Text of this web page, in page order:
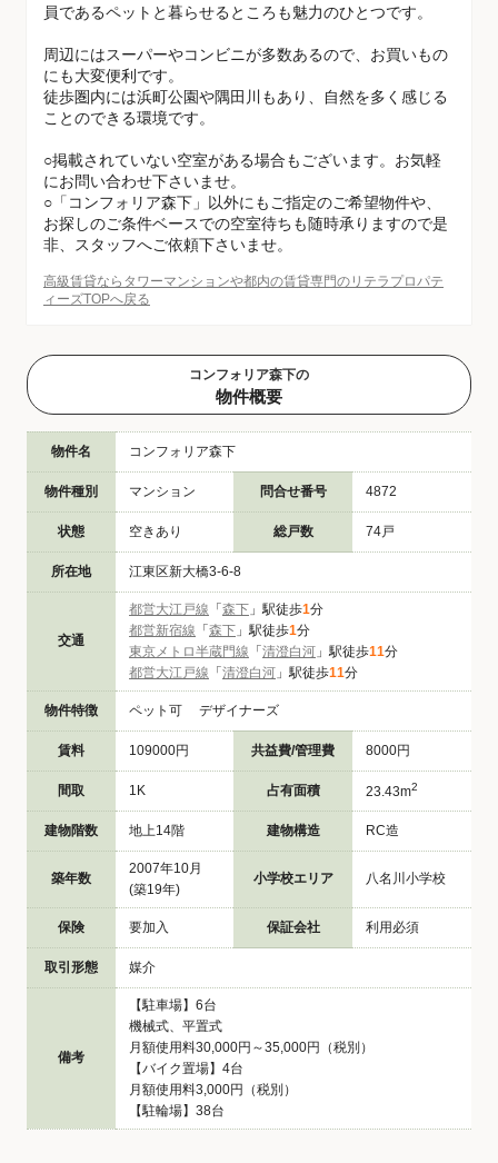
員であるペットと暮らせるところも魅力のひとつです。
周辺にはスーパーやコンビニが多数あるので、お買いもの
にも大変便利です。
徒歩圏内には浜町公園や隅田川もあり、自然を多く感じる
ことのできる環境です。
○掲載されていない空室がある場合もございます。お気軽
にお問い合わせ下さいませ。
○「コンフォリア森下」以外にもご指定のご希望物件や、
お探しのご条件ベースでの空室待ちも随時承りますので是
非、スタッフへご依頼下さいませ。
高級賃貸ならタワーマンションや都内の賃貸専門のリテラプロパテ
ィーズTOPへ戻る
コンフォリア森下の
物件概要
物件名 コンフォリア森下
物件種別 マンション 問合せ番号 4872
状態 空きあり 総戸数 74戸
所在地 江東区新大橋3-6-8
交通
都営大江戸線 「 森下 」駅徒歩1分
都営新宿線 「 森下 」駅徒歩1分
東京メトロ半蔵門線 「 清澄白河 」駅徒歩11分
都営大江戸線 「 清澄白河 」駅徒歩11分
物件特徴 ペット可 デザイナーズ
賃料 109000円 共益費/管理費 8000円
間取 1K 占有面積 23.43m2
建物階数 地上14階 建物構造 RC造
築年数
2007年10月
(築19年)
小学校エリア 八名川小学校
保険 要加入 保証会社 利用必須
取引形態 媒介
備考
【駐車場】6台
機械式、平置式
月額使用料30,000円～35,000円（税別）
【バイク置場】4台
月額使用料3,000円（税別）
【駐輪場】38台